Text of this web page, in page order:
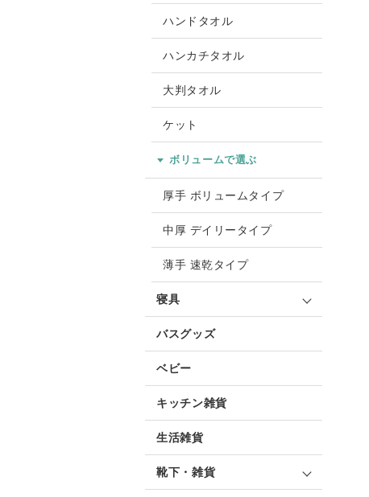
ハンドタオル
ハンカチタオル
大判タオル
ケット
ボリュームで選ぶ
厚手 ボリュームタイプ
中厚 デイリータイプ
薄手 速乾タイプ
寝具
バスグッズ
ベビー
キッチン雑貨
生活雑貨
靴下・雑貨